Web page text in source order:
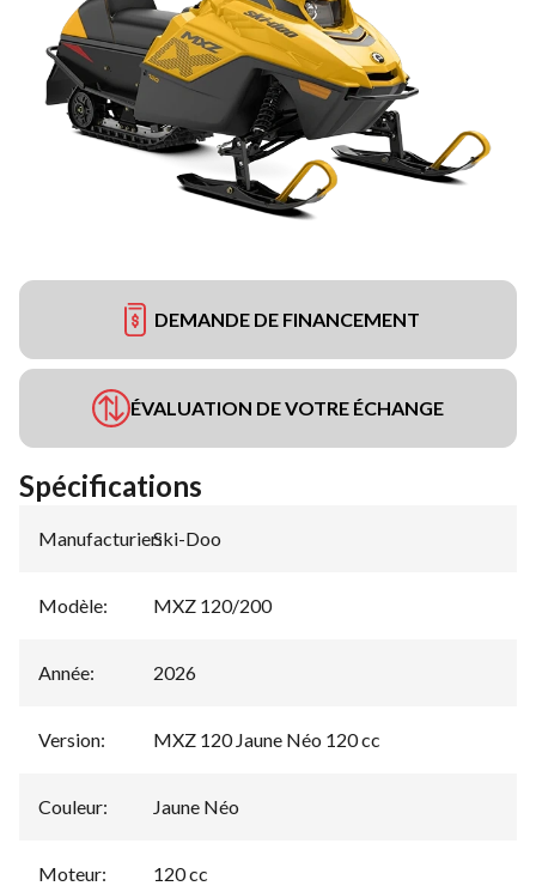
DEMANDE DE FINANCEMENT
ÉVALUATION DE VOTRE ÉCHANGE
Spécifications
Manufacturier:
Ski-Doo
Modèle: MXZ 120/200
Année: 2026
Version: MXZ 120 Jaune Néo 120 cc
Couleur: Jaune Néo
Moteur: 120 cc